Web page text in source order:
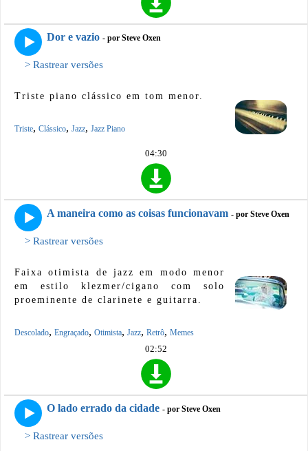
Dor e vazio - por Steve Oxen
> Rastrear versões
Triste piano clássico em tom menor.
Triste, Clássico, Jazz, Jazz Piano
04:30
A maneira como as coisas funcionavam - por Steve Oxen
> Rastrear versões
Faixa otimista de jazz em modo menor
em estilo klezmer/cigano com solo
proeminente de clarinete e guitarra.
Descolado, Engraçado, Otimista, Jazz, Retrô, Memes
02:52
O lado errado da cidade - por Steve Oxen
> Rastrear versões